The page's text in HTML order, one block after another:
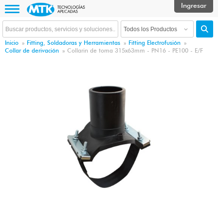
Inicio » Fitting, Soldadoras y Herramientas » Fitting Electrofusión »
Collar de derivación » Collarin de toma 315x63mm - PN16 - PE100 - E/F